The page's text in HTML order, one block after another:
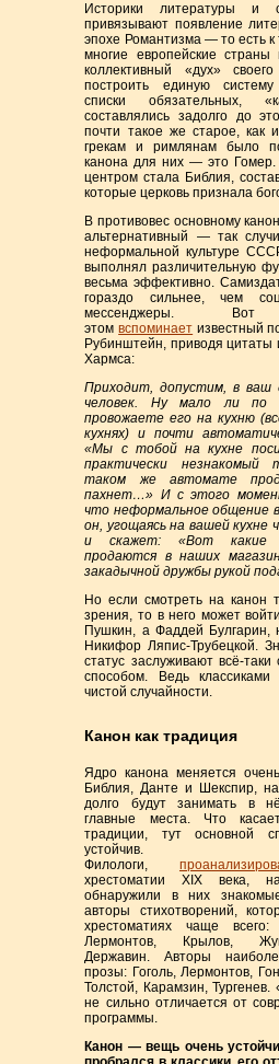
Историки литературы и
привязывают появление
эпохе Романтизма — то есть к
многие европейские страны
коллективный «дух»
построить единую
списки обязательных,
составлялись задолго до
почти такое же старое, как
грекам и римлянам было
канона для них — это Гомер.
центром стала Библия,
которые церковь признала
В противовес основному
альтернативный — так
неформальной культуре
выполнял различительную
весьма эффективно.
гораздо сильнее, чем
мессенджеры.
этомвспоминает известный
Рубинштейн, приводя
Хармса:
Приходит, допустим, в ваш
человек. Ну мало ли по
провожаете его на кухню
кухнях) и почти
«Мы с тобой на кухне
практически незнакомый
таком же автомате
пахнет…» И с этого
что неформальное общение
он, угощаясь на вашей кухне
и скажет: «Вот какие
продаются в наших
закадычной дружбы рукой
Но если смотреть на канон
зрения, то в него может
Пушкин, а Фаддей
Никифор Ляпис-Трубецкой.
статус заслуживают всё-
способом. Ведь
чистой случайности.
Канон как традиция
Ядро канона меняется
Библия, Данте и Шекспир,
долго будут занимать в
главные места. Что
традиции, тут основной
устойчив.
Филологи,
хрестоматии XIX века,
обнаружили в них
авторы стихотворений,
хрестоматиях чаще
Лермонтов, Крылов,
Державин. Авторы
прозы: Гоголь, Лермонтов,
Толстой, Карамзин, Тургенев.
не сильно отличается от
программы.
Канон — вещь очень